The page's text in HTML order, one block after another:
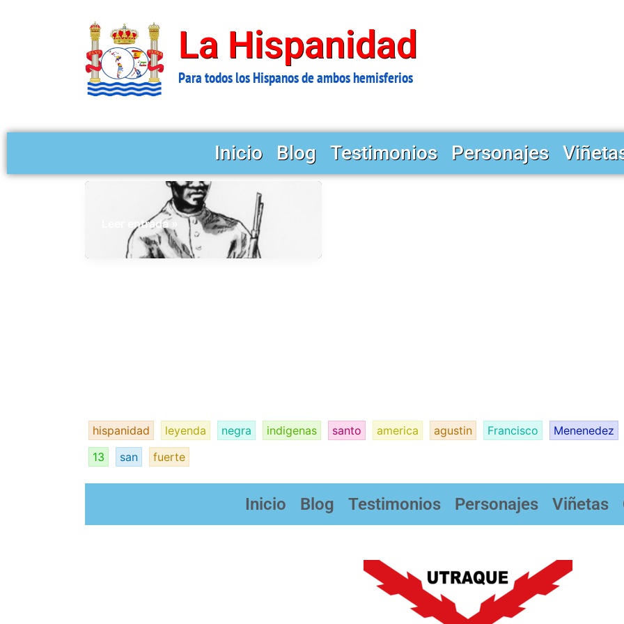
La Hispanidad
Para todos los Hispanos de ambos hemisferios
Inicio Blog Testimonios Personajes
Francisco
Menéndez:
Hispana
Leer entrada »
hispanidad leyenda negra indigenas santo america agustin Francisco Menenedez
13
san fuerte
Inicio Blog Testimonios Personajes Viñetas